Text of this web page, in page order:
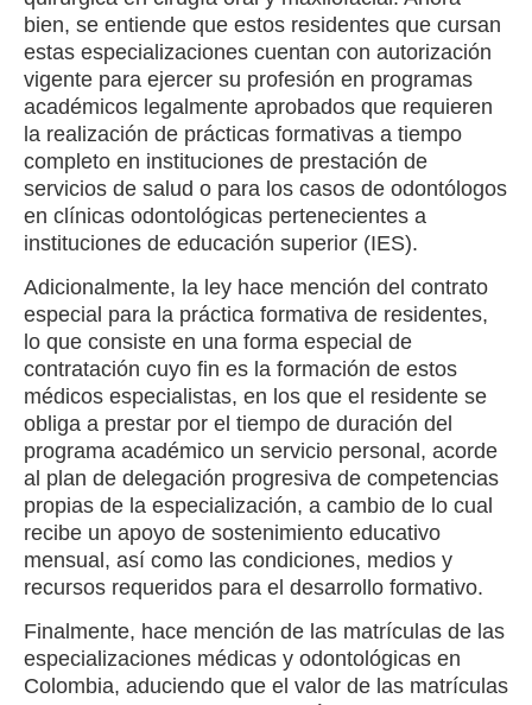
bien, se entiende que estos residentes que cursan
estas especializaciones cuentan con autorización
vigente para ejercer su profesión en programas
académicos legalmente aprobados que requieren
la realización de prácticas formativas a tiempo
completo en instituciones de prestación de
servicios de salud o para los casos de odontólogos
en clínicas odontológicas pertenecientes a
instituciones de educación superior (IES).
Adicionalmente, la ley hace mención del contrato
especial para la práctica formativa de residentes,
lo que consiste en una forma especial de
contratación cuyo fin es la formación de estos
médicos especialistas, en los que el residente se
obliga a prestar por el tiempo de duración del
programa académico un servicio personal, acorde
al plan de delegación progresiva de competencias
propias de la especialización, a cambio de lo cual
recibe un apoyo de sostenimiento educativo
mensual, así como las condiciones, medios y
recursos requeridos para el desarrollo formativo.
Finalmente, hace mención de las matrículas de las
especializaciones médicas y odontológicas en
Colombia, aduciendo que el valor de las matrículas